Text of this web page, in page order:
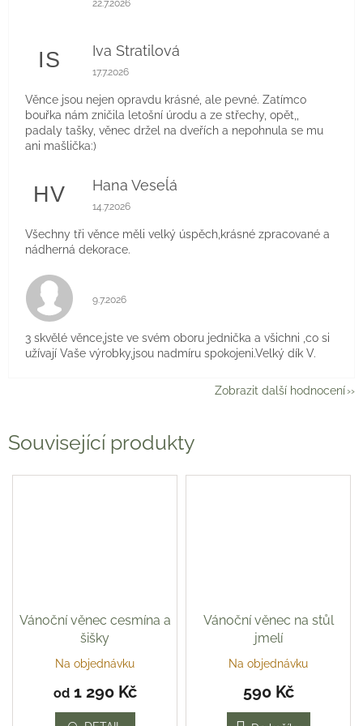
Související produkty
Vánoční věnec cesmína a
šišky
Průměrné
produktu
Na objednávku
od1 290 Kč
Vánoční věnec na stůl
jmelí
PrůměrnéNa objednávku
590 Kč
22.7.2026
IS Iva Stratilová
Hodnocení obchodu je 5 z 5 hvězdiček.
17.7.2026
Věnce jsou nejen opravdu krásné, ale pevné. Zatímco
bouřka nám zničila letošní úrodu a ze střechy, opět,,
padaly tašky, věnec držel na dveřích a nepohnula se mu
ani mašlička:)
HV Hana Veseĺá
Hodnocení obchodu je 5 z 5 hvězdiček.
14.7.2026
Všechny tři věnce měli velký úspěch,krásné zpracované a
nádherná dekorace.
Hodnocení obchodu je 5 z 5 hvězdiček.
9.7.2026
3 skvělé věnce,jste ve svém oboru jednička a všichni ,co si
užívají Vaše výrobky,jsou nadmíru spokojeni.Velký dík V.
Zobrazit další hodnocení